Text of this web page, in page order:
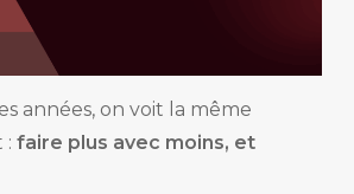
années, on voit la même
: faire plus avec moins, et